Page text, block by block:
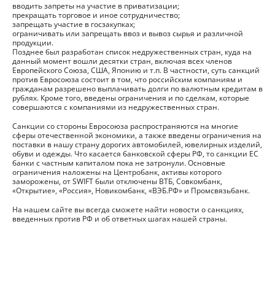
вводить запреты на участие в приватизации;
прекращать торговое и иное сотрудничество;
запрещать участие в госзакупках;
ограничивать или запрещать ввоз и вывоз сырья и различной
продукции.
Позднее был разработан список недружественных стран, куда на
данный момент вошли десятки стран, включая всех членов
Европейского Союза, США, Японию и т.п. В частности, суть санкций
против Евросоюза состоит в том, что российским компаниям и
гражданам разрешено выплачивать долги по валютным кредитам в
рублях. Кроме того, введены ограничения и по сделкам, которые
совершаются с компаниями из недружественных стран.
Санкции со стороны Евросоюза распространяются на многие
сферы отечественной экономики, а также введены ограничения на
поставки в нашу страну дорогих автомобилей, ювелирных изделий,
обуви и одежды. Что касается банковской сферы РФ, то санкции ЕС
банки с частным капиталом пока не затронули. Основные
ограничения наложены на Центробанк, активы которого
заморожены, от SWIFT были отключены ВТБ, Совкомбанк,
«Открытие», «Россия», Новикомбанк, «ВЭБ.РФ» и Промсвязьбанк.
На нашем сайте вы всегда сможете найти новости о санкциях,
введенных против РФ и об ответных шагах нашей страны.